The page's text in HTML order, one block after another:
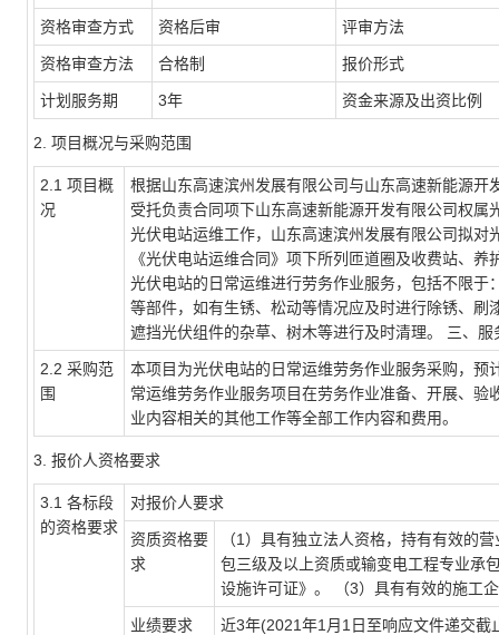
资格审查方式 资格后审 评审方法
资格审查方法 合格制 报价形式
计划服务期 3年 资金来源及出资比例
2. 项目概况与采购范围
2.1 项目概
况
根据山东高速滨州发展有限公司与山东高速新能源
受托负责合同项下山东高速新能源开发有限公司权
光伏电站运维工作，山东高速滨州发展有限公司拟
《光伏电站运维合同》项下所列匝道圈及收费站、
光伏电站的日常运维进行劳务作业服务，包括不限
等部件，如有生锈、松动等情况应及时进行除锈、
遮挡光伏组件的杂草、树木等进行及时清理。 三、服
2.2 采购范
围
本项目为光伏电站的日常运维劳务作业服务采购，
常运维劳务作业服务项目在劳务作业准备、开展、
业内容相关的其他工作等全部工作内容和费用。
3. 报价人资格要求
3.1 各标段
的资格要求
对报价人要求
资质资格要
求
（1）具有独立法人资格，持有有效的
包三级及以上资质或输变电工程专业承
设施许可证》。 （3）具有有效的施工
业绩要求
近3年(2021年1月1日至响应文件递交